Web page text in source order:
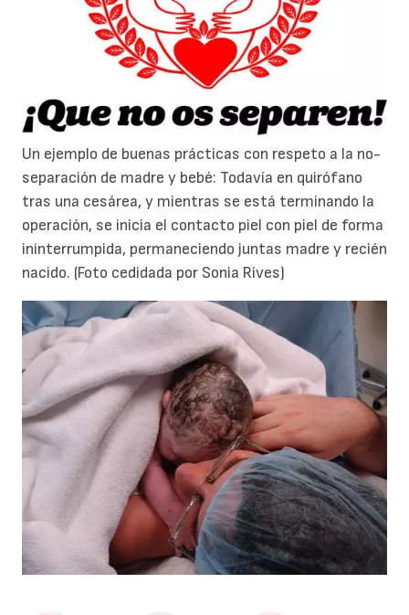
Un ejemplo de buenas prácticas con respeto a la no-
separación de madre y bebé: Todavía en quirófano
tras una cesárea, y mientras se está terminando la
operación, se inicia el contacto piel con piel de forma
ininterrumpida, permaneciendo juntas madre y recién
nacido. (Foto cedidada por Sonia Rives)